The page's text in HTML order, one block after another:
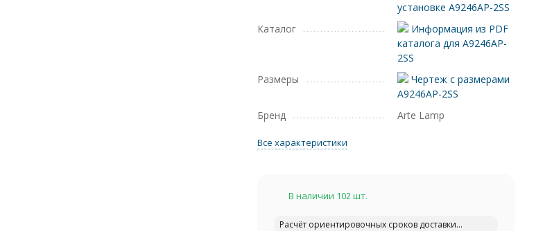
установке A9246AP-2SS
Каталог
Информация из PDF
каталога для A9246AP-
2SS
Размеры
Чертеж с размерами
A9246AP-2SS
Бренд
Arte Lamp
Все характеристики
В наличии 102 шт.
Расчёт ориентировочных сроков доставки...